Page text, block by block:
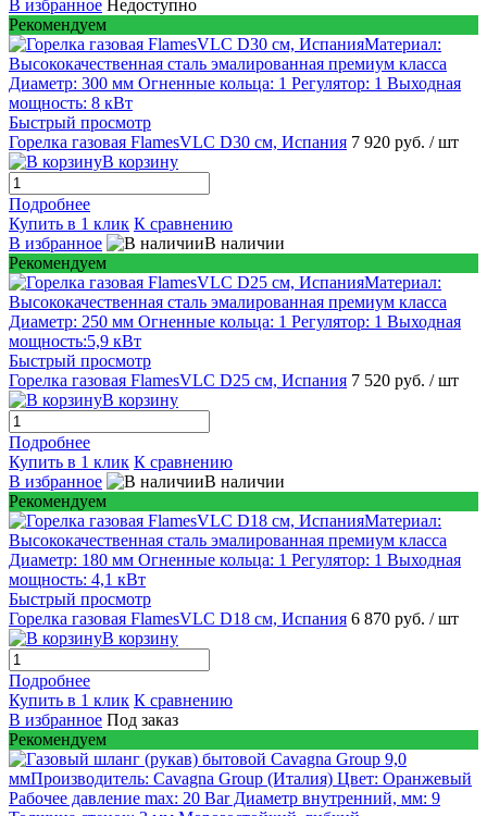
В избранное Недоступно
Рекомендуем
Быстрый просмотр
Горелка газовая FlamesVLC D30 см, Испания 7 920 руб. / шт
В корзину
Подробнее
Купить в 1 клик К сравнению
В избранное
В наличии
Рекомендуем
Быстрый просмотр
Горелка газовая FlamesVLC D25 см, Испания 7 520 руб. / шт
В корзину
Подробнее
Купить в 1 клик К сравнению
В избранное
В наличии
Рекомендуем
Быстрый просмотр
Горелка газовая FlamesVLC D18 см, Испания 6 870 руб. / шт
В корзину
Подробнее
Купить в 1 клик К сравнению
В избранное Под заказ
Рекомендуем